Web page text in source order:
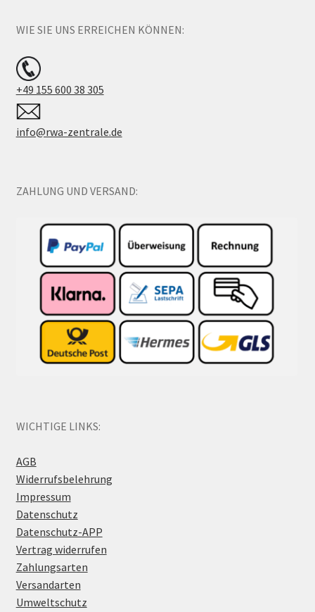
WIE SIE UNS ERREICHEN KÖNNEN:
+49 155 600 38 305
info@rwa-zentrale.de
ZAHLUNG UND VERSAND:
WICHTIGE LINKS:
AGB
Widerrufsbelehrung
Impressum
Datenschutz
Datenschutz-APP
Vertrag widerrufen
Zahlungsarten
Versandarten
Umweltschutz